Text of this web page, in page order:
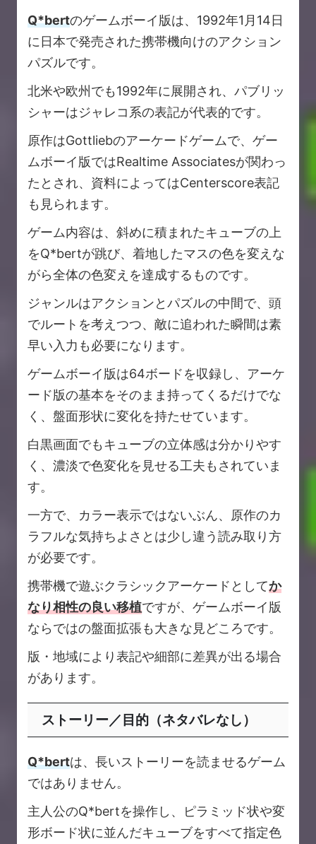
Q*bertのゲームボーイ版は、1992年1月14日
に日本で発売された携帯機向けのアクション
パズルです。
北米や欧州でも1992年に展開され、パブリッ
シャーはジャレコ系の表記が代表的です。
原作はGottliebのアーケードゲームで、ゲー
ムボーイ版ではRealtime Associatesが関わっ
たとされ、資料によってはCenterscore表記
も見られます。
ゲーム内容は、斜めに積まれたキューブの上
をQ*bertが跳び、着地したマスの色を変えな
がら全体の色変えを達成するものです。
ジャンルはアクションとパズルの中間で、頭
でルートを考えつつ、敵に追われた瞬間は素
早い入力も必要になります。
ゲームボーイ版は64ボードを収録し、アーケ
ード版の基本をそのまま持ってくるだけでな
く、盤面形状に変化を持たせています。
白黒画面でもキューブの立体感は分かりやす
く、濃淡で色変化を見せる工夫もされていま
す。
一方で、カラー表示ではないぶん、原作のカ
ラフルな気持ちよさとは少し違う読み取り方
が必要です。
携帯機で遊ぶクラシックアーケードとしてか
なり相性の良い移植ですが、ゲームボーイ版
ならではの盤面拡張も大きな見どころです。
版・地域により表記や細部に差異が出る場合
があります。
ストーリー／目的（ネタバレなし）
Q*bertは、長いストーリーを読ませるゲーム
ではありません。
主人公のQ*bertを操作し、ピラミッド状や変
形ボード状に並んだキューブをすべて指定色